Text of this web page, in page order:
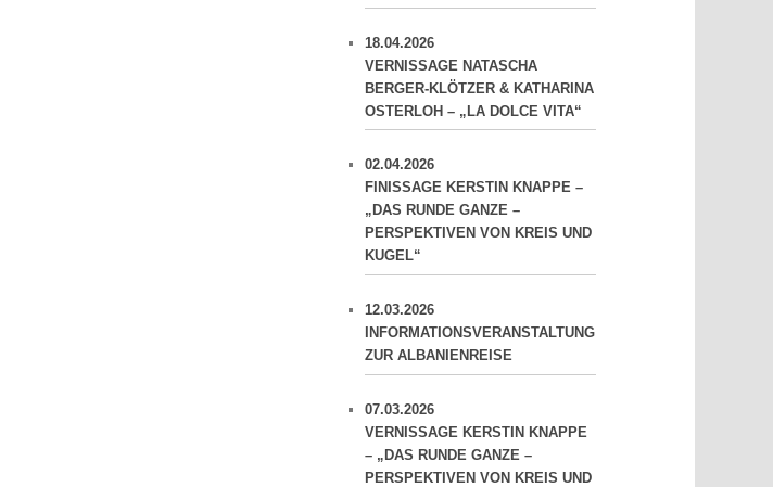
18.04.2026
VERNISSAGE NATASCHA
BERGER-KLÖTZER & KATHARINA
OSTERLOH – „LA DOLCE VITA“
02.04.2026
FINISSAGE KERSTIN KNAPPE –
„DAS RUNDE GANZE –
PERSPEKTIVEN VON KREIS UND
KUGEL“
12.03.2026
INFORMATIONSVERANSTALTUNG
ZUR ALBANIENREISE
07.03.2026
VERNISSAGE KERSTIN KNAPPE
– „DAS RUNDE GANZE –
PERSPEKTIVEN VON KREIS UND